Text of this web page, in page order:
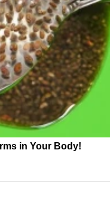
in Your Body!